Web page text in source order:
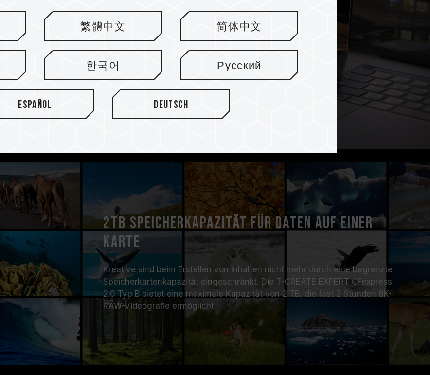
s, was zu einer
einer
Durchsicht
2TB Speicherkapazität für Daten auf einer
Karte
Kreative sind beim Erstellen von Inhalten nicht mehr durch eine begrenzte
Speicherkartenkapazität eingeschränkt. Die T-CREATE EXPERT CFexpress
2.0 Typ B bietet eine maximale Kapazität von 2 TB, die fast 2 Stunden 8K-
RAW-Videografie ermöglicht.
繁體中文 简体中文
한국어 Русский
Español Deutsch